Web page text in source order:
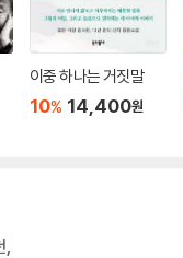
이중 하나는 거짓말
10% 14,400원